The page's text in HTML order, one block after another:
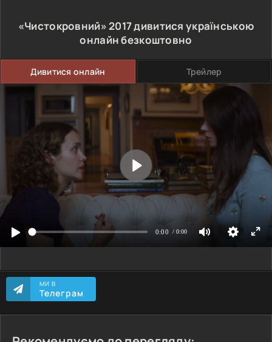
«Чистокровний»2017дивитися українською
онлайн безкоштовно
Дивитися онлайн Трейлер
МИ В
Телеграм